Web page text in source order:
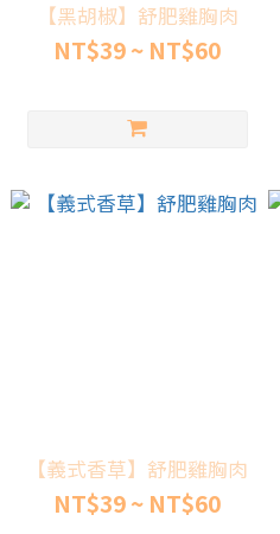
【黑胡椒】舒肥雞胸肉
NT$39 ~ NT$60
【義式香草】舒肥雞胸肉
NT$39 ~ NT$60